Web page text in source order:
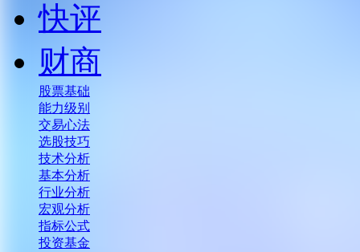
快评
财商
股票基础
能力级别
交易心法
选股技巧
技术分析
基本分析
行业分析
宏观分析
指标公式
投资基金